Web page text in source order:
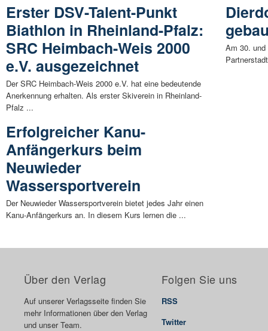
Erster DSV-Talent-Punkt
Biathlon in Rheinland-Pfalz:
SRC Heimbach-Weis 2000
e.V. ausgezeichnet
Der SRC Heimbach-Weis 2000 e.V. hat eine bedeutende
Anerkennung erhalten. Als erster Skiverein in Rheinland-
Pfalz ...
Erfolgreicher Kanu-
Anfängerkurs beim
Neuwieder
Wassersportverein
Der Neuwieder Wassersportverein bietet jedes Jahr einen
Kanu-Anfängerkurs an. In diesem Kurs lernen die ...
Am 30.
Über den Verlag
Auf unserer Verlagsseite finden Sie
mehr Informationen über den Verlag
und unser Team.
Folgen Sie uns
RSS
Twitter